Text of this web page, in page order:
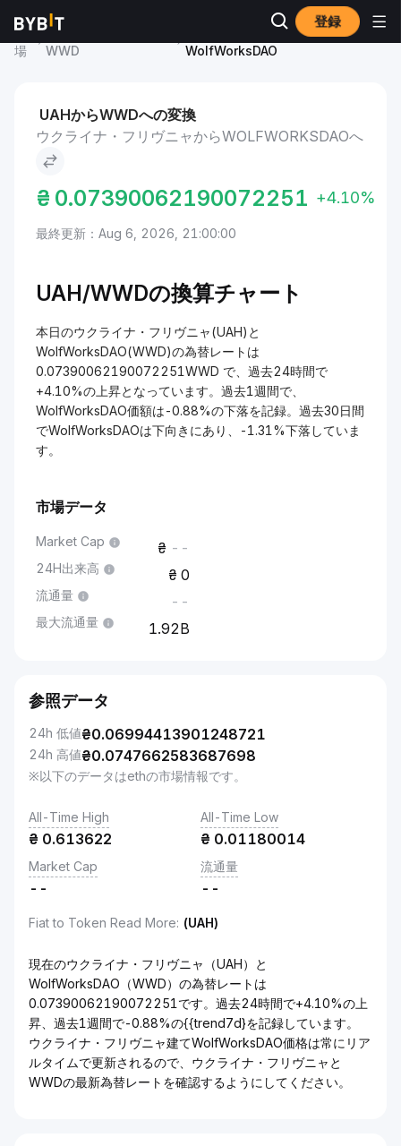
登録
市
場
WolfWorksDAO 価格
WWD
ウクライナ・フリヴニャ to
WolfWorksDAO
UAHからWWDへの変換
ウクライナ・フリヴニャからWOLFWORKSDAOへ
₴ 0.07390062190072251 +4.10%
最終更新：Aug 6, 2026, 21:00:00
UAH/WWDの換算チャート
本日のウクライナ・フリヴニャ(UAH)と
WolfWorksDAO(WWD)の為替レートは
0.07390062190072251WWD で、過去24時間で
+4.10%の上昇となっています。過去1週間で、
WolfWorksDAO価額は-0.88%の下落を記録。過去30日間
でWolfWorksDAOは下向きにあり、-1.31%下落していま
す。
市場データ
Market Cap --
24H出来高 0
流通量 --
最大流通量 1.92B
参照データ
24h 低値₴0.06994413901248721
24h 高値₴0.0747662583687698
※以下のデータはethの市場情報です。
All-Time High
₴ 0.613622
All-Time Low
₴ 0.01180014
Market Cap
--
流通量
--
Fiat to Token Read More: (UAH)
現在のウクライナ・フリヴニャ（UAH）と
WolfWorksDAO（WWD）の為替レートは
0.07390062190072251です。過去24時間で+4.10%の上
昇、過去1週間で-0.88%の{{trend7d}を記録しています。
ウクライナ・フリヴニャ建てWolfWorksDAO価格は常にリア
ルタイムで更新されるので、ウクライナ・フリヴニャと
WWDの最新為替レートを確認するようにしてください。